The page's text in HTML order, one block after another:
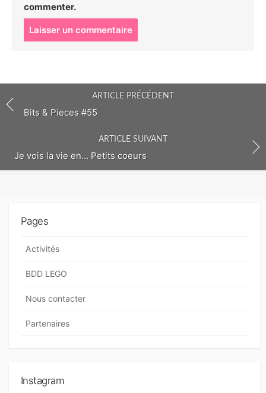
commenter.
o
m
n
ARTICLE PRÉCÉDENT
Bits & Pieces #55
ARTICLE SUIVANT
Je vois la vie en… Petits coeurs
Pages
Activités
BDD LEGO
Nous contacter
Partenaires
Instagram